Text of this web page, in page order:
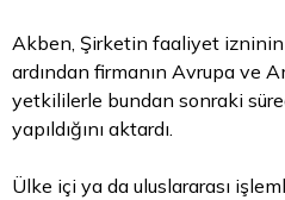
Akben, Şirketin faaliyet izninin
ardından firmanın Avrupa ve
yetkililerle bundan sonraki
yapıldığını aktardı.
Ülke içi ya da uluslararası